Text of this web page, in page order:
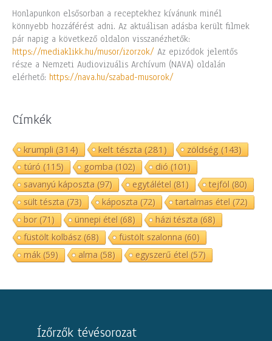
Honlapunkon elsősorban a receptekhez kívánunk minél
könnyebb hozzáférést adni. Az aktuálisan adásba került filmek
pár napig a következő oldalon visszanézhetők:
https://mediaklikk.hu/musor/izorzok/ Az epizódok jelentős
része a Nemzeti Audiovizuális Archívum (NAVA) oldalán
elérhető: https://nava.hu/szabad-musorok/
Címkék
krumpli(314) kelt tészta(281) zöldség(143)
túró (115) gomba (102) dió (101)
savanyú káposzta (97) egytálétel (81) tejföl (80)
sült tészta (73) káposzta (72) tartalmas étel (72)
bor(71) ünnepi étel (68) házi tészta (68)
füstölt kolbász(68) füstölt szalonna (60)
mák(59) alma (58) egyszerű étel (57)
Ízőrzők tévésorozat